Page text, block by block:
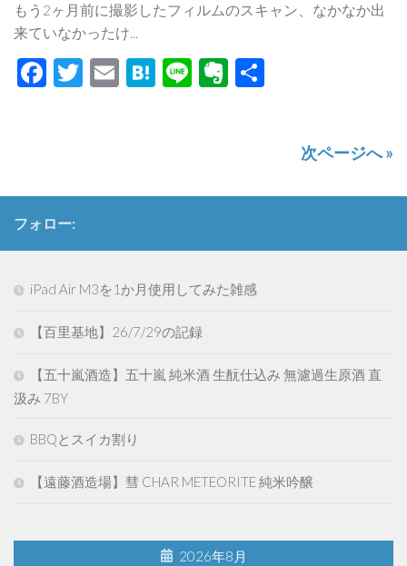
もう2ヶ月前に撮影したフィルムのスキャン、なかなか出
来ていなかったけ...
Facebook
Twitter
EmailHatena
LineEvernote
次ページへ »
フォロー:
iPad Air M3を1か月使用してみた雑感
【百里基地】26/7/29の記録
【五十嵐酒造】五十嵐 純米酒 生酛仕込み 無濾過生原酒 直
汲み 7BY
BBQとスイカ割り
【遠藤酒造場】彗 CHAR METEORITE 純米吟醸
2026年8月